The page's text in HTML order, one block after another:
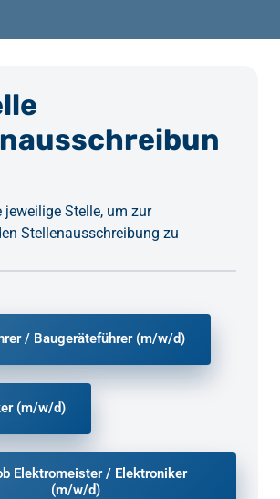
jeweilige Stelle, um zur
Stellenausschreibung zu
/ Baugeräteführer (m/w/d)
(m/w/d)
Elektromeister / Elektroniker
(m/w/d)